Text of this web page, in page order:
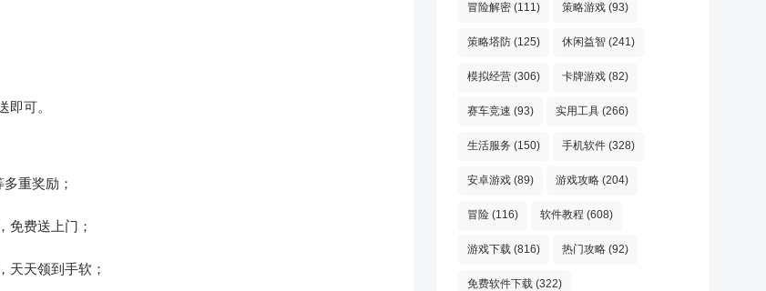
即可。
重奖励；
免费送上门；
天天领到手软；
冒险解密 (111) 策略游戏 (93)
策略塔防 (125) 休闲益智 (241)
模拟经营 (306) 卡牌游戏 (82)
赛车竞速 (93) 实用工具 (266)
生活服务 (150) 手机软件 (328)
安卓游戏 (89) 游戏攻略 (204)
冒险 (116) 软件教程 (608)
游戏下载 (816) 热门攻略 (92)
免费软件下载 (322)